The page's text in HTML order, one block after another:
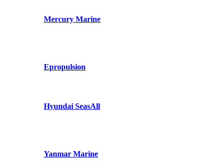
Mercury Marine
Epropulsion
Hyundai SeasAll
Yanmar Marine